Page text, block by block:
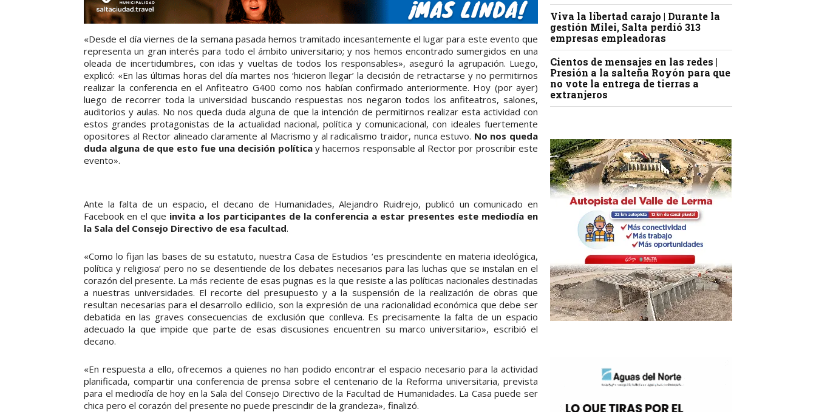
«Desde el día viernes de la semana pasada hemos tramitado incesantemente el lugar para este evento que
representa un gran interés para todo el ámbito universitario; y nos hemos encontrado sumergidos en una
oleada de incertidumbres, con idas y vueltas de todos los responsables», aseguró la agrupación. Luego,
explicó: «En las últimas horas del día martes nos ‘hicieron llegar’ la decisión de retractarse y no permitirnos
realizar la conferencia en el Anfiteatro G400 como nos habían confirmado anteriormente. Hoy (por ayer)
luego de recorrer toda la universidad buscando respuestas nos negaron todos los anfiteatros, salones,
auditorios y aulas. No nos queda duda alguna de que la intención de permitirnos realizar esta actividad con
estos grandes protagonistas de la actualidad nacional, política y comunicacional, con ideales fuertemente
opositores al Rector alineado claramente al Macrismo y al radicalismo traidor, nunca estuvo. No nos queda
duda alguna de que esto fue una decisión políticay hacemos responsable al Rector por proscribir este
evento».
Ante la falta de un espacio, el decano de Humanidades, Alejandro Ruidrejo, publicó un comunicado en
Facebook en el que invita a los participantes de la conferencia a estar presentes este mediodía en
la Sala del Consejo Directivo de esa facultad.
«Como lo fijan las bases de su estatuto, nuestra Casa de Estudios ‘es prescindente en materia ideológica,
política y religiosa’ pero no se desentiende de los debates necesarios para las luchas que se instalan en el
corazón del presente. La más reciente de esas pugnas es la que resiste a las políticas nacionales destinadas
a nuestras universidades. El recorte del presupuesto y a la suspensión de la realización de obras que
resultan necesarias para el desarrollo edilicio, son la expresión de una racionalidad económica que debe ser
debatida en las graves consecuencias de exclusión que conlleva. Es precisamente la falta de un espacio
adecuado la que impide que parte de esas discusiones encuentren su marco universitario», escribió el
decano.
«En respuesta a ello, ofrecemos a quienes no han podido encontrar el espacio necesario para la actividad
planificada, compartir una conferencia de prensa sobre el centenario de la Reforma universitaria, prevista
para el mediodía de hoy en la Sala del Consejo Directivo de la Facultad de Humanidades. La Casa puede ser
chica pero el corazón del presente no puede prescindir de la grandeza», finalizó.
Viva la libertad carajo | Durante la
gestión Milei, Salta perdió 313
empresas empleadoras
Cientos de mensajes en las redes |
Presión a la salteña Royón para que
no vote la entrega de tierras a
extranjeros